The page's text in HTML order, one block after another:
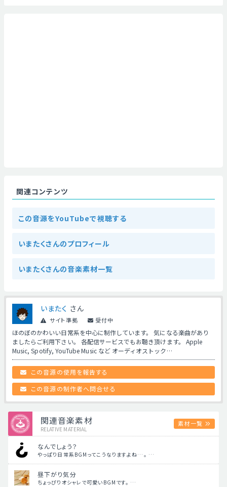
関連コンテンツ
この音源をYouTubeで視聴する
いまたくさんのプロフィール
いまたくさんの音楽素材一覧
いまたく さん
サイト準拠 受付中
ほのぼのかわいい日常系を中心に制作しています。 気になる楽曲があり
ましたらご利用下さい。 各配信サービスでもお聴き頂けます。 Apple
Music, Spotify, YouTube Music など オーディオストック…
この音源の使用を報告する
この音源の制作者へ問合せる
関連音楽素材
RELATIVE MATERIAL
素材一覧
なんでしょう？
やっぱり日常系BGMってこうなりますよね…。 …
昼下がり気分
ちょっぴりオシャレで可愛いBGMです。 …